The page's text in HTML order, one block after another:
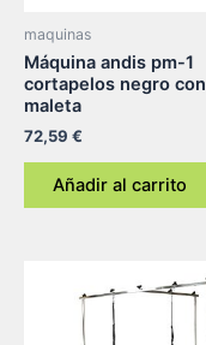
maquinas
Máquina andis pm-1
cortapelos negro con
maleta
72,59 €
Añadir al carrito